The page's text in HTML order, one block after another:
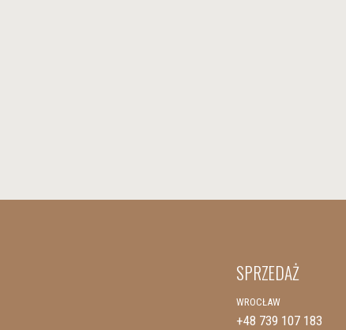
SPRZEDAŻ
WROCŁAW
+48 739 107 183